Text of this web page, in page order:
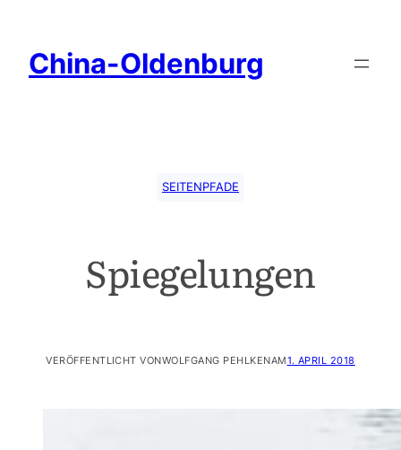
China-Oldenburg
SEITENPFADE
Spiegelungen
VERÖFFENTLICHT VONWOLFGANG PEHLKENAM1. APRIL 2018